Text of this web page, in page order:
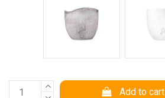
Add to cart